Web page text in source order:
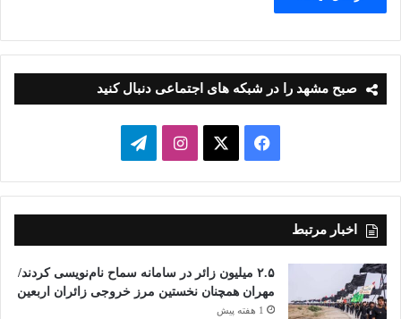
صبح مشهد را در شبکه های اجتماعی دنبال کنید
فیسبوک ایکساینستاگرامتلگرام
اخبار مرتبط
۲.۵ میلیون زائر در سامانه سماح نام‌نویسی کردند/
مهران همچنان نخستین مرز خروجی زائران اربعین
1 هفته پیش